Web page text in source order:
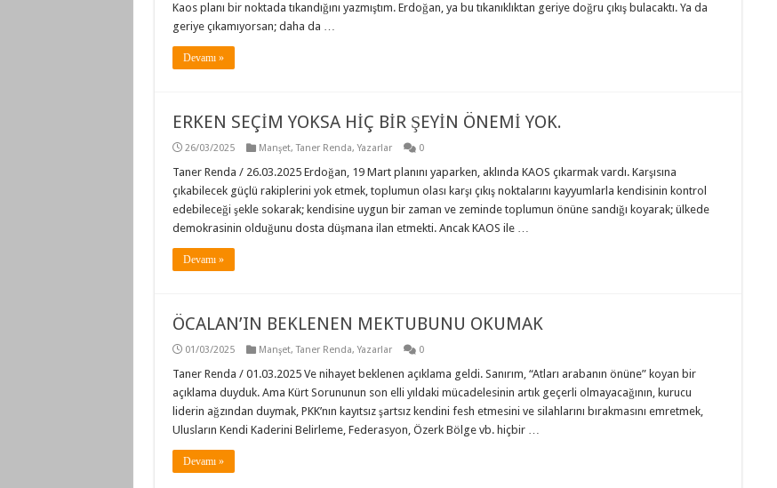
Kaos planı bir noktada tıkandığını yazmıştım. Erdoğan, ya bu tıkanıklıktan geriye doğru çıkış bulacaktı. Ya da
geriye çıkamıyorsan; daha da …
Devamı »
ERKEN SEÇİM YOKSA HİÇ BİR ŞEYİN ÖNEMİ YOK.
26/03/2025 Manşet,Taner Renda,Yazarlar 0
Taner Renda / 26.03.2025 Erdoğan, 19 Mart planını yaparken, aklında KAOS çıkarmak vardı. Karşısına
çıkabilecek güçlü rakiplerini yok etmek, toplumun olası karşı çıkış noktalarını kayyumlarla kendisinin kontrol
edebileceği şekle sokarak; kendisine uygun bir zaman ve zeminde toplumun önüne sandığı koyarak; ülkede
demokrasinin olduğunu dosta düşmana ilan etmekti. Ancak KAOS ile …
Devamı »
ÖCALAN’IN BEKLENEN MEKTUBUNU OKUMAK
01/03/2025 Manşet,Taner Renda,Yazarlar 0
Taner Renda / 01.03.2025 Ve nihayet beklenen açıklama geldi. Sanırım, “Atları arabanın önüne” koyan bir
açıklama duyduk. Ama Kürt Sorununun son elli yıldaki mücadelesinin artık geçerli olmayacağının, kurucu
liderin ağzından duymak, PKK’nın kayıtsız şartsız kendini fesh etmesini ve silahlarını bırakmasını emretmek,
Ulusların Kendi Kaderini Belirleme, Federasyon, Özerk Bölge vb. hiçbir …
Devamı »